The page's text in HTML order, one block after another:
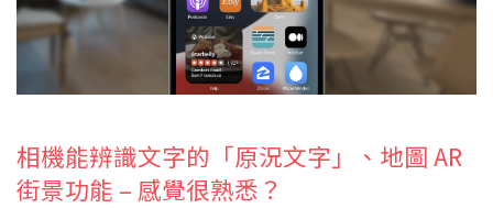
相機能辨識文字的「原況文字」、地圖 AR
街景功能 – 感覺很熟悉？